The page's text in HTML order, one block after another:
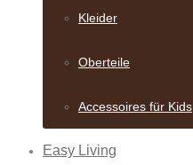
Kleider
Oberteile
Accessoires für Kids
Easy Living